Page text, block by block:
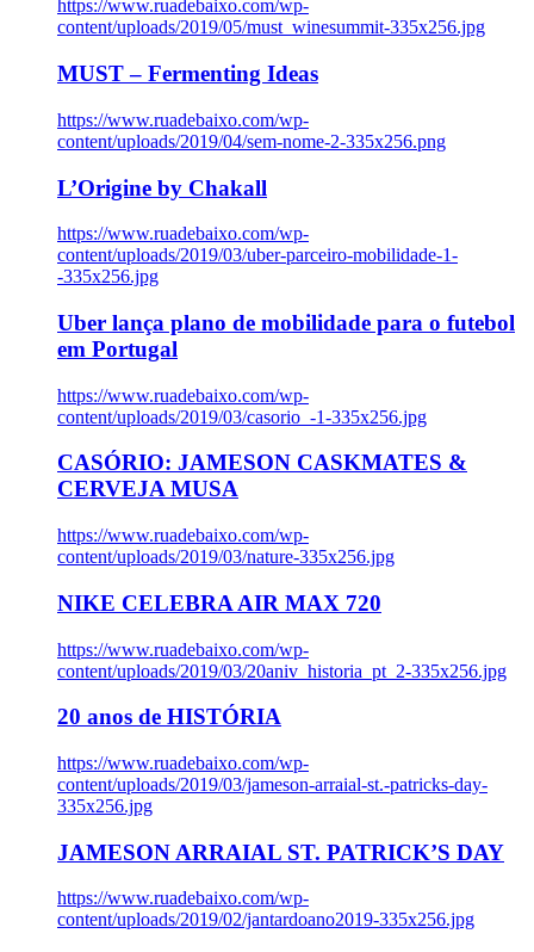
https://www.ruadebaixo.com/wp-
content/uploads/2019/05/must_winesummit-335x256.jpg
MUST – Fermenting Ideas
https://www.ruadebaixo.com/wp-
content/uploads/2019/04/sem-nome-2-335x256.png
L’Origine by Chakall
https://www.ruadebaixo.com/wp-
content/uploads/2019/03/uber-parceiro-mobilidade-1-
-335x256.jpg
Uber lança plano de mobilidade para o futebol
em Portugal
https://www.ruadebaixo.com/wp-
content/uploads/2019/03/casorio_-1-335x256.jpg
CASÓRIO: JAMESON CASKMATES &
CERVEJA MUSA
https://www.ruadebaixo.com/wp-
content/uploads/2019/03/nature-335x256.jpg
NIKE CELEBRA AIR MAX 720
https://www.ruadebaixo.com/wp-
content/uploads/2019/03/20aniv_historia_pt_2-335x256.jpg
20 anos de HISTÓRIA
https://www.ruadebaixo.com/wp-
content/uploads/2019/03/jameson-arraial-st.-patricks-day-
335x256.jpg
JAMESON ARRAIAL ST. PATRICK’S DAY
https://www.ruadebaixo.com/wp-
content/uploads/2019/02/jantardoano2019-335x256.jpg